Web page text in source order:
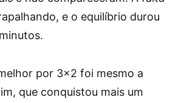
e o equilíbrio durou
por 3×2 foi mesmo a
que conquistou mais um